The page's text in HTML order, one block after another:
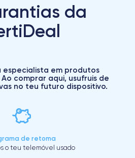
da
especialista em produtos
comprar aqui, usufruis de
no teu futuro dispositivo.
de retoma
o teu telemóvel usado